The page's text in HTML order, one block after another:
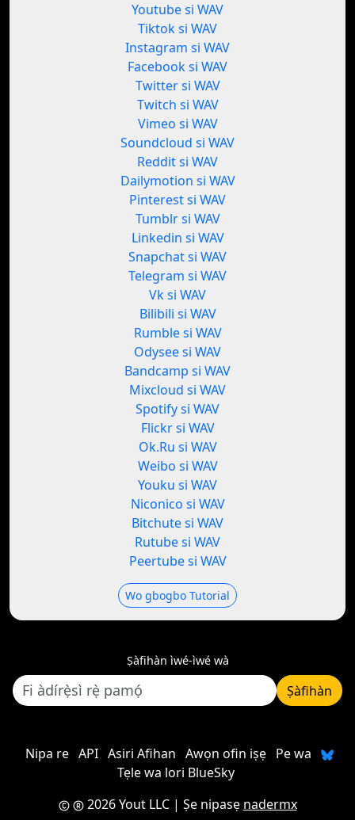
Youtube si WAV
Tiktok si WAV
Instagram si WAV
Facebook si WAV
Twitter si WAV
Twitch si WAV
Vimeo si WAV
Soundcloud si WAV
Reddit si WAV
Dailymotion si WAV
Pinterest si WAV
Tumblr si WAV
Linkedin si WAV
Snapchat si WAV
Telegram si WAV
Vk si WAV
Bilibili si WAV
Rumble si WAV
Odysee si WAV
Bandcamp si WAV
Mixcloud si WAV
Spotify si WAV
Flickr si WAV
Ok.Ru si WAV
Weibo si WAV
Youku si WAV
Niconico si WAV
Bitchute si WAV
Rutube si WAV
Peertube si WAV
Wo gbogbo Tutorial
Ṣàfihàn ìwé-ìwé wà
Ṣàfihàn
Nipa re API Asiri Afihan Awọn ofin iṣẹ
Pe wa
Tẹle wa lori BlueSky
2026 Yout LLC| Ṣe nipasẹ nadermx